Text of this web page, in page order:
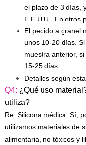
el plazo de 3 días,
E.E.U.U.. En otros
El pedido a granel
unos 10-20 días.
muestra anterior,
15-25 días.
Detalles según
Q4: ¿Qué uso
utiliza?
Re: Silicona médica. Sí,
utilizamos materiales de
alimentaria, no tóxicos y